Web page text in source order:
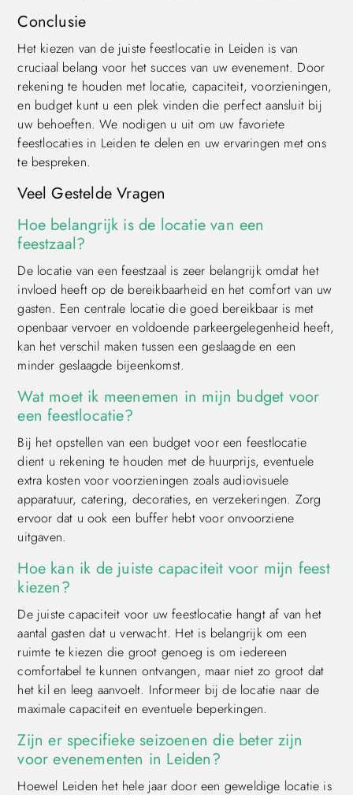
Conclusie
Het kiezen van de juiste feestlocatie in Leiden is van
cruciaal belang voor het succes van uw evenement. Door
rekening te houden met locatie, capaciteit, voorzieningen,
en budget kunt u een plek vinden die perfect aansluit bij
uw behoeften. We nodigen u uit om uw favoriete
feestlocaties in Leiden te delen en uw ervaringen met ons
te bespreken.
Veel Gestelde Vragen
Hoe belangrijk is de locatie van een
feestzaal?
De locatie van een feestzaal is zeer belangrijk omdat het
invloed heeft op de bereikbaarheid en het comfort van uw
gasten. Een centrale locatie die goed bereikbaar is met
openbaar vervoer en voldoende parkeergelegenheid heeft,
kan het verschil maken tussen een geslaagde en een
minder geslaagde bijeenkomst.
Wat moet ik meenemen in mijn budget voor
een feestlocatie?
Bij het opstellen van een budget voor een feestlocatie
dient u rekening te houden met de huurprijs, eventuele
extra kosten voor voorzieningen zoals audiovisuele
apparatuur, catering, decoraties, en verzekeringen. Zorg
ervoor dat u ook een buffer hebt voor onvoorziene
uitgaven.
Hoe kan ik de juiste capaciteit voor mijn feest
kiezen?
De juiste capaciteit voor uw feestlocatie hangt af van het
aantal gasten dat u verwacht. Het is belangrijk om een
ruimte te kiezen die groot genoeg is om iedereen
comfortabel te kunnen ontvangen, maar niet zo groot dat
het kil en leeg aanvoelt. Informeer bij de locatie naar de
maximale capaciteit en eventuele beperkingen.
Zijn er specifieke seizoenen die beter zijn
voor evenementen in Leiden?
Hoewel Leiden het hele jaar door een geweldige locatie is